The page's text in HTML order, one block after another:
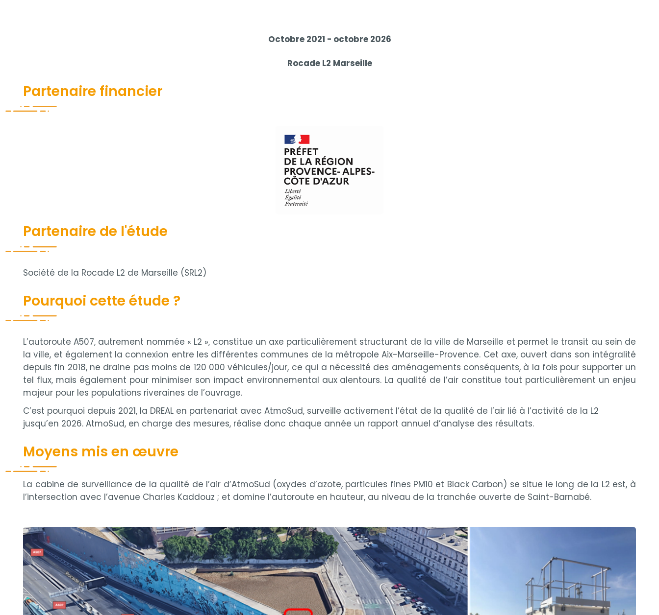
Octobre 2021 - octobre 2026
Rocade L2 Marseille
Partenaire financier
Partenaire de l'étude
Société de la Rocade L2 de Marseille (SRL2)
Pourquoi cette étude ?
L’autoroute A507, autrement nommée « L2 », constitue un axe particulièrement structurant de la ville de Marseille et permet le transit au sein de
la ville, et également la connexion entre les différentes communes de la métropole Aix-Marseille-Provence. Cet axe, ouvert dans son intégralité
depuis fin 2018, ne draine pas moins de 120 000 véhicules/jour, ce qui a nécessité des aménagements conséquents, à la fois pour supporter un
tel flux, mais également pour minimiser son impact environnemental aux alentours. La qualité de l’air constitue tout particulièrement un enjeu
majeur pour les populations riveraines de l’ouvrage.
C’est pourquoi depuis 2021, la DREAL en partenariat avec AtmoSud, surveille activement l’état de la qualité de l’air lié à l’activité de la L2
jusqu’en 2026. AtmoSud, en charge des mesures, réalise donc chaque année un rapport annuel d’analyse des résultats.
Moyens mis en œuvre
La cabine de surveillance de la qualité de l’air d’AtmoSud (oxydes d’azote, particules fines PM10 et Black Carbon) se situe le long de la L2 est, à
l’intersection avec l’avenue Charles Kaddouz ; et domine l’autoroute en hauteur, au niveau de la tranchée ouverte de Saint-Barnabé.